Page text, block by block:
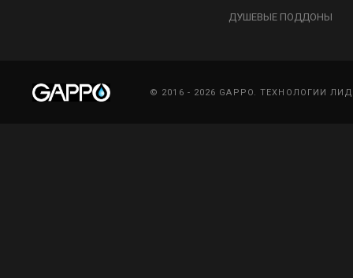
ДУШЕВЫЕ ПОДДОНЫ
© 2016 - 2026 GAPPO. ТЕХНОЛОГИИ